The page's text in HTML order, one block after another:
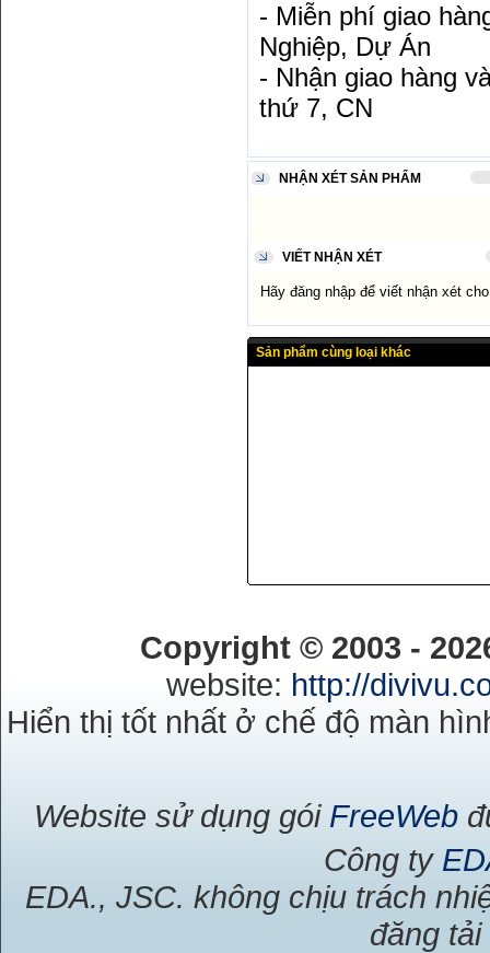
- Miễn phí giao
Nghiệp, Dự Án
- Nhận giao hàng
thứ 7, CN
NHẬN XÉT SẢN PHẨM
VIẾT NHẬN XÉT
Hãy đăng nhập để viết nhận xét
Sản phẩm cùng loại khác
Copyright © 2003 -
website: http://
Hiển thị tốt nhất ở chế độ màn
Website sử dụng gói FreeWeb
Công ty
EDA., JSC. không chịu trách
đăng